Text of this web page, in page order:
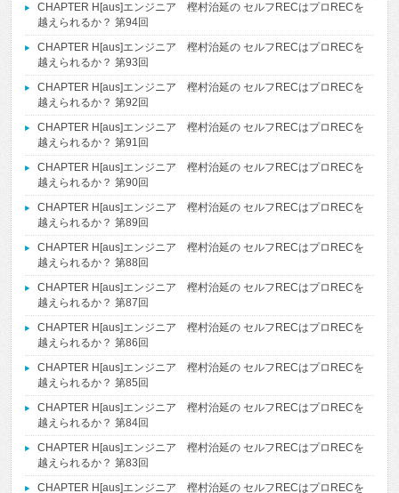
CHAPTER H[aus]エンジニア 樫村治延の セルフRECはプロRECを
越えられるか？ 第94回
CHAPTER H[aus]エンジニア 樫村治延の セルフRECはプロRECを
越えられるか？ 第93回
CHAPTER H[aus]エンジニア 樫村治延の セルフRECはプロRECを
越えられるか？ 第92回
CHAPTER H[aus]エンジニア 樫村治延の セルフRECはプロRECを
越えられるか？ 第91回
CHAPTER H[aus]エンジニア 樫村治延の セルフRECはプロRECを
越えられるか？ 第90回
CHAPTER H[aus]エンジニア 樫村治延の セルフRECはプロRECを
越えられるか？ 第89回
CHAPTER H[aus]エンジニア 樫村治延の セルフRECはプロRECを
越えられるか？ 第88回
CHAPTER H[aus]エンジニア 樫村治延の セルフRECはプロRECを
越えられるか？ 第87回
CHAPTER H[aus]エンジニア 樫村治延の セルフRECはプロRECを
越えられるか？ 第86回
CHAPTER H[aus]エンジニア 樫村治延の セルフRECはプロRECを
越えられるか？ 第85回
CHAPTER H[aus]エンジニア 樫村治延の セルフRECはプロRECを
越えられるか？ 第84回
CHAPTER H[aus]エンジニア 樫村治延の セルフRECはプロRECを
越えられるか？ 第83回
CHAPTER H[aus]エンジニア 樫村治延の セルフRECはプロRECを